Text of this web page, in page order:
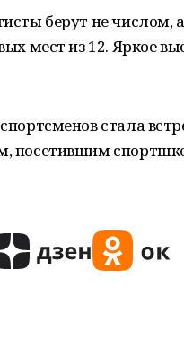
берут не числом,
мест из 12. Яркое
стала
посетившим